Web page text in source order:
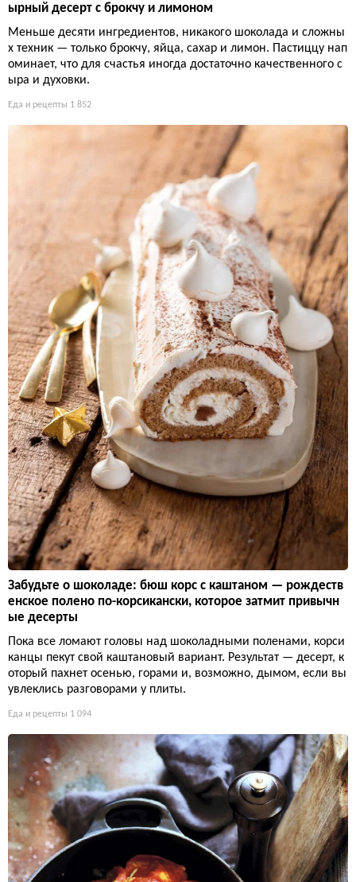
ырный десерт с брокчу и лимоном
Меньше десяти ингредиентов, никакого шоколада и сложны
х техник — только брокчу, яйца, сахар и лимон. Пастиццу нап
оминает, что для счастья иногда достаточно качественного с
ыра и духовки.
Еда и рецепты 1 852
Забудьте о шоколаде: бюш корс с каштаном — рождеств
енское полено по-корсикански, которое затмит привычн
ые десерты
Пока все ломают головы над шоколадными поленами, корси
канцы пекут свой каштановый вариант. Результат — десерт, к
оторый пахнет осенью, горами и, возможно, дымом, если вы
увлеклись разговорами у плиты.
Еда и рецепты 1 094